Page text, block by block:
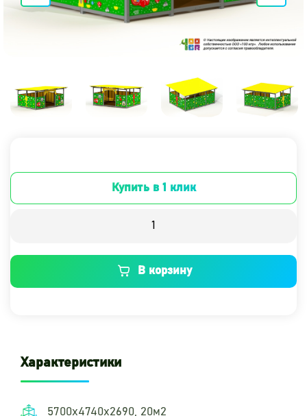
Купить в 1 клик
В корзину
Характеристики
5700х4740х2690, 20м2